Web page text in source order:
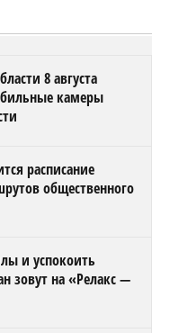
8 августа
камеры
расписание
общественного
и успокоить
зовут на «Релакс —